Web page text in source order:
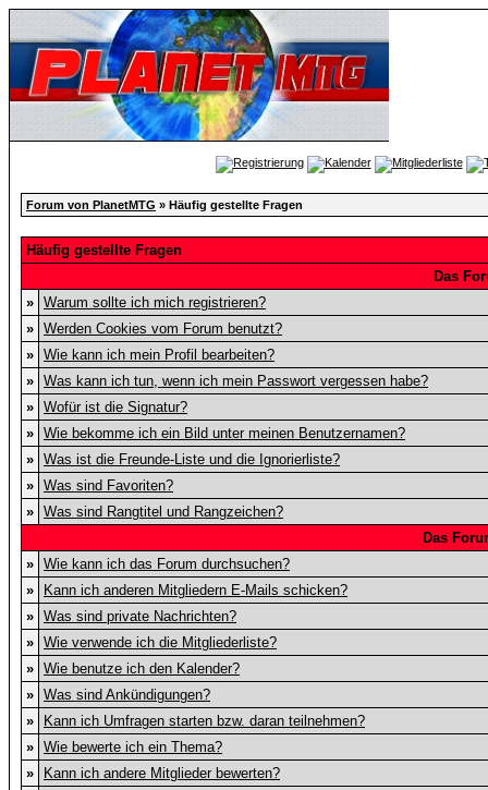
Forum von PlanetMTG » Häufig gestellte Fragen
Häufig gestellte Fragen
Das
» Warum sollte ich mich registrieren?
» Werden Cookies vom Forum benutzt?
» Wie kann ich mein Profil bearbeiten?
» Was kann ich tun, wenn ich mein Passwort vergessen habe?
» Wofür ist die Signatur?
» Wie bekomme ich ein Bild unter meinen Benutzernamen?
» Was ist die Freunde-Liste und die Ignorierliste?
» Was sind Favoriten?
» Was sind Rangtitel und Rangzeichen?
Das
» Wie kann ich das Forum durchsuchen?
»
Kann ich anderen Mitgliedern E-Mails schicken?
» Was sind private Nachrichten?
» Wie verwende ich die Mitgliederliste?
» Wie benutze ich den Kalender?
» Was sind Ankündigungen?
»
Kann ich Umfragen starten bzw. daran teilnehmen?
» Wie bewerte ich ein Thema?
»
Kann ich andere Mitglieder bewerten?